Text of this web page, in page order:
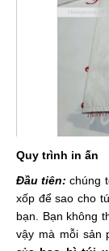
Quy trình in ấn
Đầu tiên: chúng
xốp để sao cho
bạn. Bạn không
vậy mà mỗi sản